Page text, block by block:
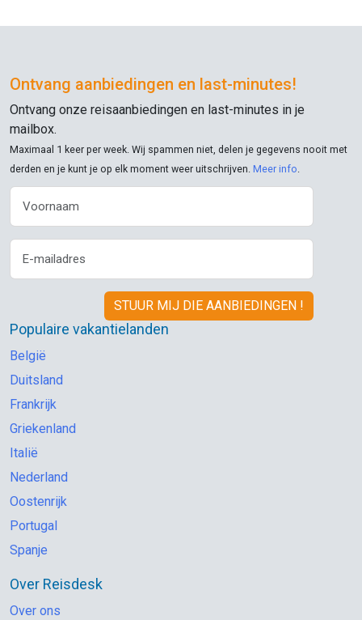
Ontvang aanbiedingen en last-minutes!
Ontvang onze reisaanbiedingen en last-minutes in je
mailbox.
Maximaal 1 keer per week. Wij spammen niet, delen je gegevens nooit met
derden en je kunt je op elk moment weer uitschrijven. Meer info.
Populaire vakantielanden
België
Duitsland
Frankrijk
Griekenland
Italië
Nederland
Oostenrijk
Portugal
Spanje
Over Reisdesk
Over ons